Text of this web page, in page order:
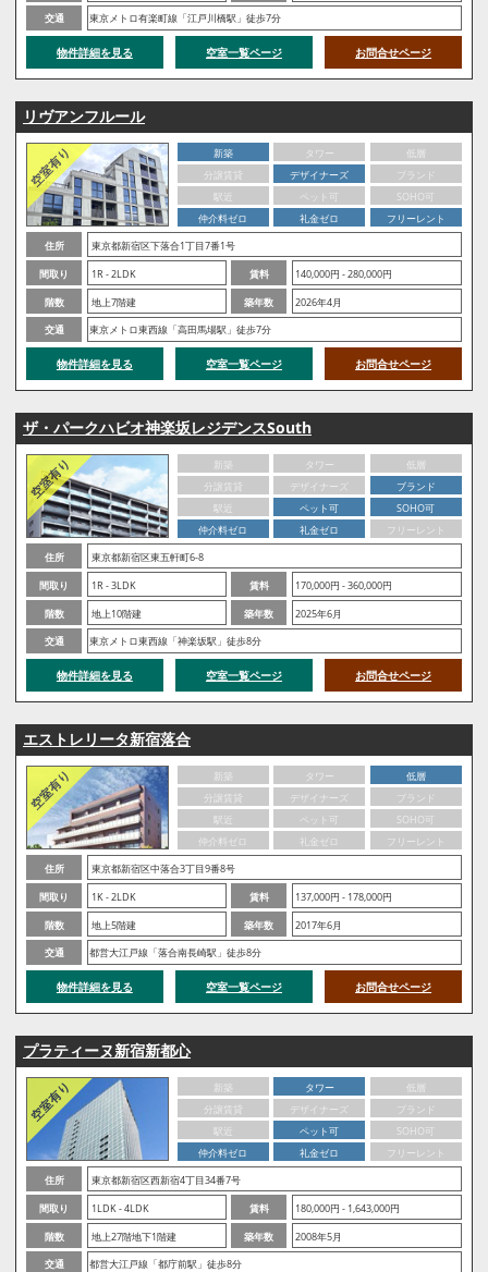
交通 東京メトロ有楽町線「江戸川橋駅」徒歩7分
物件詳細を見る 空室一覧ページ お問合せページ
リヴアンフルール
新築 タワー
低層
分譲賃貸
デザイナーズ
ブランド
駅近
ペット可
SOHO可
仲介料ゼロ
礼金ゼロ
フリーレント
住所
東京都新宿区下落合1丁目7番1号
間取り
1R - 2LDK 賃料
140,000円 - 280,000円
階数
地上7階建 築年数
2026年4月
交通
東京メトロ東西線「高田馬場駅」徒歩7分
物件詳細を見る 空室一覧ページ お問合せページ
ザ・パークハビオ神楽坂レジデンスSouth
新築 タワー
低層
分譲賃貸
デザイナーズ
ブランド
駅近
ペット可
SOHO可
仲介料ゼロ
礼金ゼロ
フリーレント
住所
東京都新宿区東五軒町6-8
間取り
1R - 3LDK 賃料
170,000円 - 360,000円
階数
地上10階建 築年数
2025年6月
交通
東京メトロ東西線「神楽坂駅」徒歩8分
物件詳細を見る 空室一覧ページ お問合せページ
エストレリータ新宿落合
新築 タワー
低層
分譲賃貸
デザイナーズ
ブランド
駅近
ペット可
SOHO可
仲介料ゼロ
礼金ゼロ
フリーレント
住所
東京都新宿区中落合3丁目9番8号
間取り
1K - 2LDK 賃料
137,000円 - 178,000円
階数
地上5階建 築年数
2017年6月
交通
都営大江戸線「落合南長崎駅」徒歩8分
物件詳細を見る 空室一覧ページ お問合せページ
プラティーヌ新宿新都心
新築 タワー
低層
分譲賃貸
デザイナーズ
ブランド
駅近
ペット可
SOHO可
仲介料ゼロ
礼金ゼロ
フリーレント
住所
東京都新宿区西新宿4丁目34番7号
間取り
1LDK - 4LDK 賃料
180,000円 - 1,643,000円
階数
地上27階地下1階建 築年数
2008年5月
交通
都営大江戸線「都庁前駅」徒歩8分